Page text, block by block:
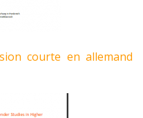
courte en allemand